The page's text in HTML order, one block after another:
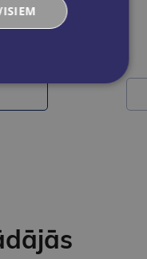
Dzīvot no tā, kā nav. Kārlis Auškāps